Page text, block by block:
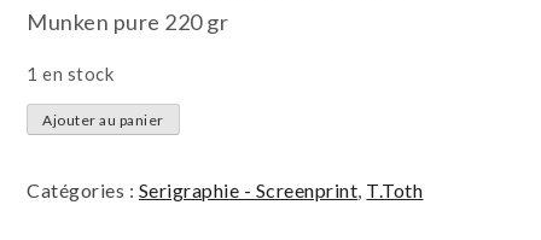
Munken pure 220 gr
1 en stock
quantité
sans
Ajouter au panier
Catégories : Serigraphie - Screenprint T.Toth